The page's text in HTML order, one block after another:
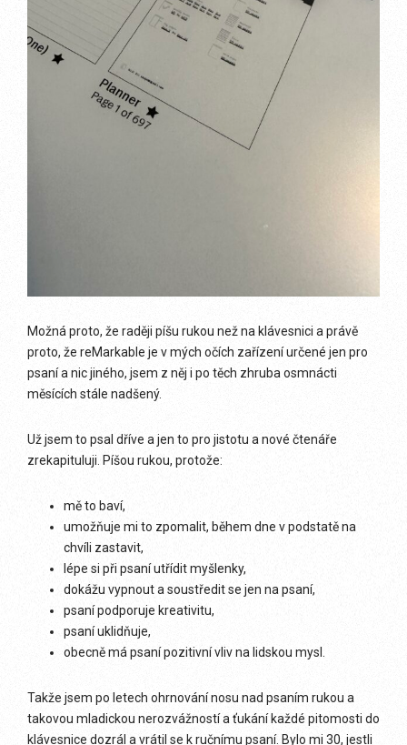
Možná proto, že raději píšu rukou než na klávesnici a právě
proto, že reMarkable je v mých očích zařízení určené jen pro
psaní a nic jiného, jsem z něj i po těch zhruba osmnácti
měsících stále nadšený.
Už jsem to psal dříve a jen to pro jistotu a nové čtenáře
zrekapituluji. Píšou rukou, protože:
mě to baví,
umožňuje mi to zpomalit, během dne v podstatě na
chvíli zastavit,
lépe si při psaní utřídit myšlenky,
dokážu vypnout a soustředit se jen na psaní,
psaní podporuje kreativitu,
psaní uklidňuje,
obecně má psaní pozitivní vliv na lidskou mysl.
Takže jsem po letech ohrnování nosu nad psaním rukou a
takovou mladickou nerozvážností a ťukání každé pitomosti do
klávesnice dozrál a vrátil se k ručnímu psaní. Bylo mi 30, jestli